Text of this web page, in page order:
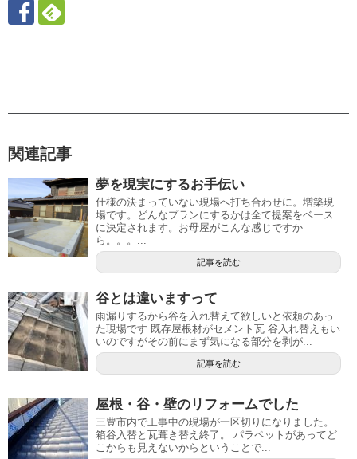
関連記事
夢を現実にするお手伝い
仕様の決まっていない現場へ打ち合わせに。増築現
場です。どんなプランにするかは全て提案をベース
に決定されます。お母屋がこんな感じですか
ら。。。...
記事を読む
谷とは違いますって
雨漏りするから谷を入れ替えて欲しいと依頼のあっ
た現場です 既存屋根材がセメント瓦 谷入れ替えもい
いのですがその前にまず気になる部分を剥が...
記事を読む
屋根・谷・壁のリフォームでした
三豊市内で工事中の現場が一区切りになりました。
箱谷入替と瓦葺き替え終了。 パラペットがあってど
こからも見えないからということで...